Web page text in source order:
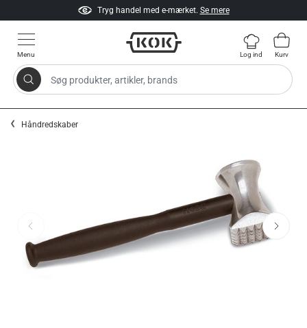
Tryg handel med e-mærket. Se mere
Menu
Søg produkter, artikler, brands
Log ind Kurv
Håndredskaber